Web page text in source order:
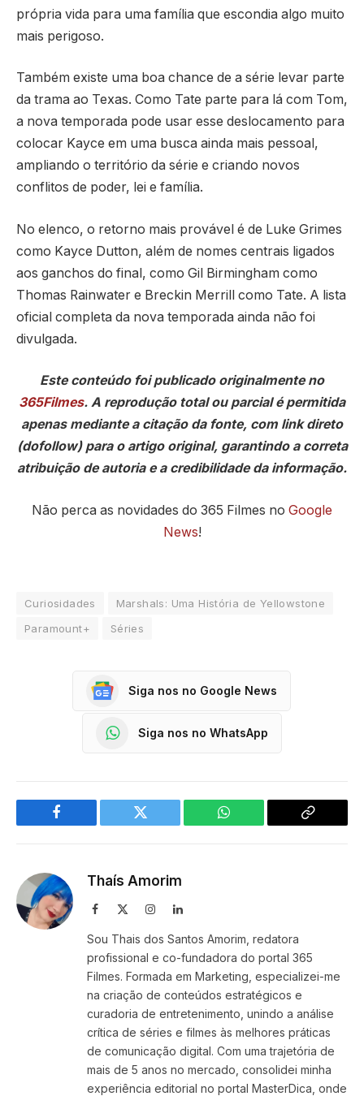
própria vida para uma família que escondia algo muito
mais perigoso.
Também existe uma boa chance de a série levar parte
da trama ao Texas. Como Tate parte para lá com Tom,
a nova temporada pode usar esse deslocamento para
colocar Kayce em uma busca ainda mais pessoal,
ampliando o território da série e criando novos
conflitos de poder, lei e família.
No elenco, o retorno mais provável é de Luke Grimes
como Kayce Dutton, além de nomes centrais ligados
aos ganchos do final, como Gil Birmingham como
Thomas Rainwater e Breckin Merrill como Tate. A lista
oficial completa da nova temporada ainda não foi
divulgada.
Este conteúdo foi publicado originalmente no
365Filmes. A reprodução total ou parcial é permitida
apenas mediante a citação da fonte, com link direto
(dofollow) para o artigo original, garantindo a correta
atribuição de autoria e a credibilidade da informação.
Não perca as novidades do 365 Filmes no Google
News!
Curiosidades
Marshals: Uma História de Yellowstone
Paramount+
Séries
Siga nos no Google News
Siga nos no WhatsApp
Facebook Twitter WhatsApp
Copy
Thaís Amorim
Facebook InstagramLinkedIn
Sou Thais dos Santos Amorim, redatora
profissional e co-fundadora do portal 365
Filmes. Formada em Marketing, especializei-me
na criação de conteúdos estratégicos e
curadoria de entretenimento, unindo a análise
crítica de séries e filmes às melhores práticas
de comunicação digital. Com uma trajetória de
mais de 5 anos no mercado, consolidei minha
experiência editorial no portal MasterDica, onde